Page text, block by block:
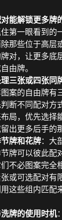
能解锁更多牌
第一眼看到的
那些位于高层
对，让更多底
由牌。
三张或四张同
案的自由牌有
断不同配对方
局，优先选择
出更多后手的
牌和花牌：大
牌可以彼此配
不必图案完全
或可选配对有
这些组内匹配
牌的使用时机